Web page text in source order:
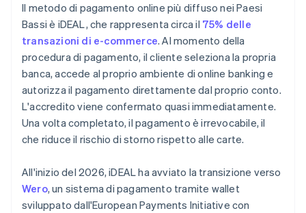
Il metodo di pagamento online più diffuso nei Paesi
Bassi è iDEAL, che rappresenta circa il 75% delle
transazioni di e-commerce. Al momento della
procedura di pagamento, il cliente seleziona la propria
banca, accede al proprio ambiente di online banking e
autorizza il pagamento direttamente dal proprio conto.
L'accredito viene confermato quasi immediatamente.
Una volta completato, il pagamento è irrevocabile, il
che riduce il rischio di storno rispetto alle carte.
All'inizio del 2026, iDEAL ha avviato la transizione verso
Wero, un sistema di pagamento tramite wallet
sviluppato dall'European Payments Initiative con